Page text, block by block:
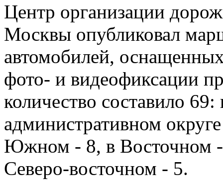
Центр организации
Москвы опубликовал
автомобилей,
фото- и видеофиксации
количество составило
административном
Южном - 8, в Восточном -
Северо-восточном - 5.